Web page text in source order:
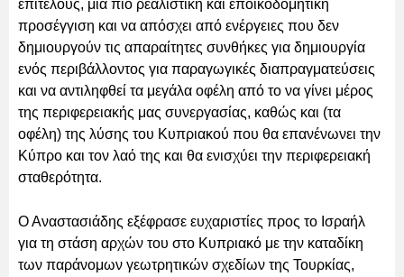
επιτέλους, μια πιο ρεαλιστική και εποικοδομητική
προσέγγιση και να απόσχει από ενέργειες που δεν
δημιουργούν τις απαραίτητες συνθήκες για δημιουργία
ενός περιβάλλοντος για παραγωγικές διαπραγματεύσεις
και να αντιληφθεί τα μεγάλα οφέλη από το να γίνει μέρος
της περιφερειακής μας συνεργασίας, καθώς και (τα
οφέλη) της λύσης του Κυπριακού που θα επανένωνει την
Κύπρο και τον λαό της και θα ενισχύει την περιφερειακή
σταθερότητα.
Ο Αναστασιάδης εξέφρασε ευχαριστίες προς το Ισραήλ
για τη στάση αρχών του στο Κυπριακό με την καταδίκη
των παράνομων γεωτρητικών σχεδίων της Τουρκίας,